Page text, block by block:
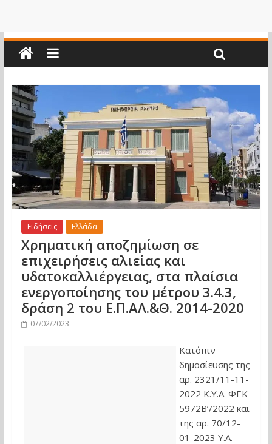
Ειδήσεις Ελλάδα
Χρηματική αποζημίωση σε
επιχειρήσεις αλιείας και
υδατοκαλλιέργειας, στα πλαίσια
ενεργοποίησης του μέτρου 3.4.3,
δράση 2 του Ε.Π.ΑΛ.&Θ. 2014-2020
07/02/2023
Κατόπιν
δημοσίευσης της
αρ. 2321/11-11-
2022 Κ.Υ.Α. ΦΕΚ
5972Β’/2022 και
της αρ. 70/12-
01-2023 Υ.Α.